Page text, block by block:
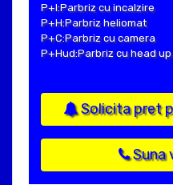
P+I:Parbriz cu incalzire
P+H:Parbriz heliomat
P+C:Parbriz cu camera
P+Hud:Parbriz cu head
Solicita pret
Suna